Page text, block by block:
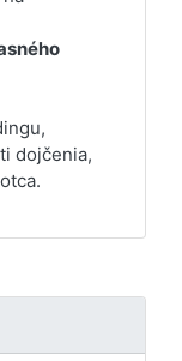
dojčenia,